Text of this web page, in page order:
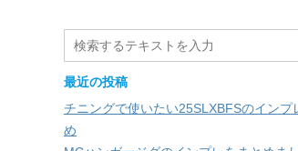
最近の投稿
チニングで使いたい25SLXBFSのインプ
め